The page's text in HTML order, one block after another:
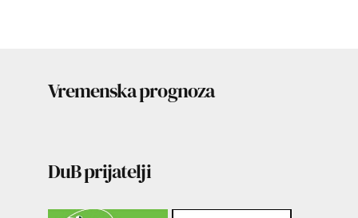
Vremenska prognoza
DuB prijatelji